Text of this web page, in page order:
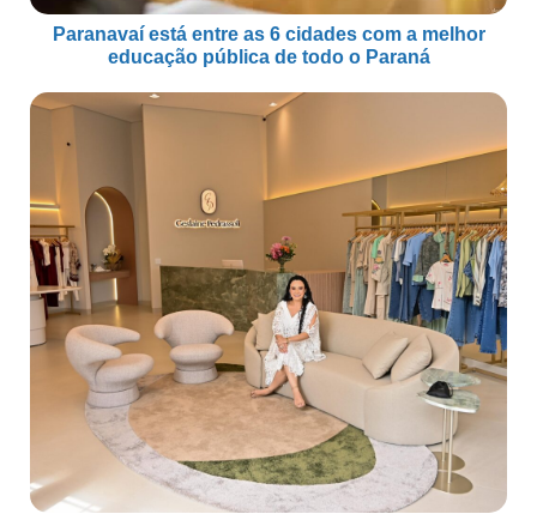
Paranavaí está entre as 6 cidades com a melhor
educação pública de todo o Paraná